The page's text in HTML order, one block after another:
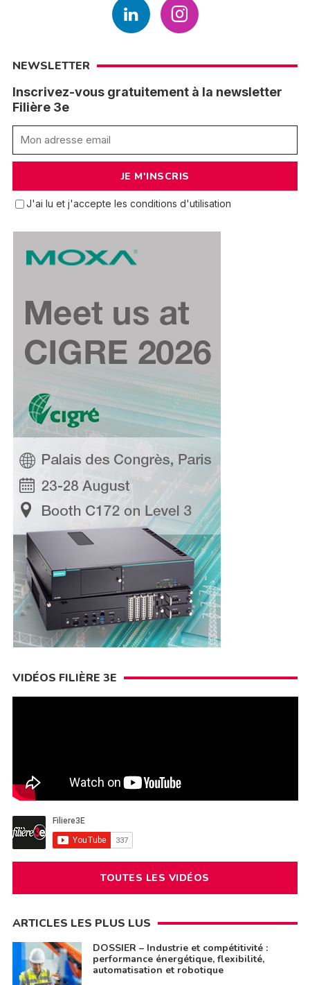
NEWSLETTER
Inscrivez-vous gratuitement à la newsletter
Filière 3e
J'ai lu et j'accepte les conditions d'utilisation
VIDÉOS FILIÈRE 3E
TOUTES LES VIDÉOS
ARTICLES LES PLUS LUS
DOSSIER – Industrie et compétitivité :
performance énergétique, flexibilité,
automatisation et robotique